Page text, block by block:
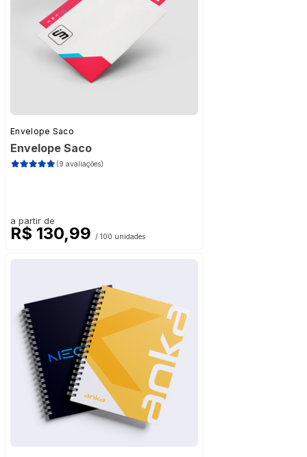
Envelope Saco
Envelope Saco
(9 avaliações)
a partir de
R$ 130,99 / 100 unidades